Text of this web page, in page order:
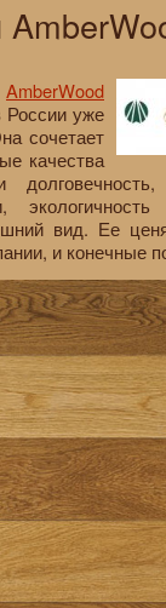
AmberWood
России уже
сочетает
качества
вид. Ее
и конечные